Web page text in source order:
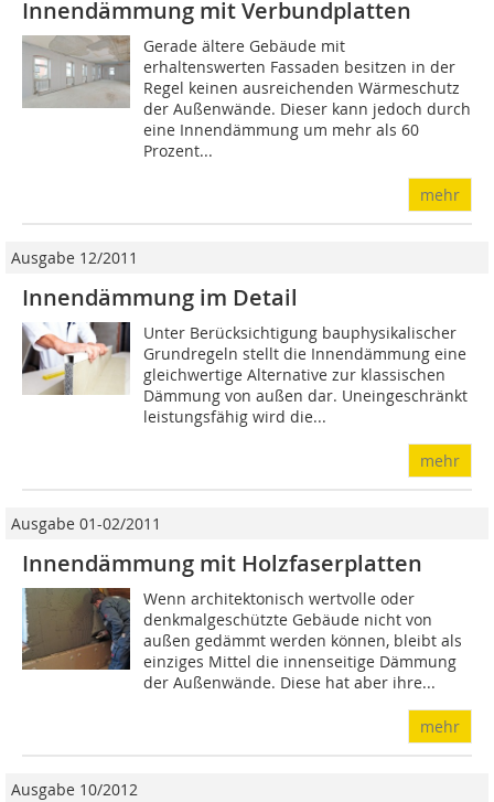
Innendämmung mit Verbundplatten
Gerade ältere Gebäude mit
erhaltenswerten Fassaden besitzen in der
Regel keinen ausreichenden Wärmeschutz
der Außenwände. Dieser kann jedoch durch
eine Innendämmung um mehr als 60
Prozent...
mehr
Ausgabe 12/2011
Innendämmung im Detail
Unter Berücksichtigung bauphysikalischer
Grundregeln stellt die Innendämmung eine
gleichwertige Alternative zur klassischen
Dämmung von außen dar. Uneingeschränkt
leistungsfähig wird die...
mehr
Ausgabe 01-02/2011
Innendämmung mit Holzfaserplatten
Wenn architektonisch wertvolle oder
denkmalgeschützte Gebäude nicht von
außen gedämmt werden können, bleibt als
einziges Mittel die innenseitige Dämmung
der Außenwände. Diese hat aber ihre...
mehr
Ausgabe 10/2012